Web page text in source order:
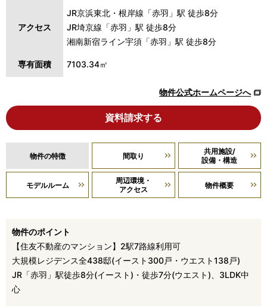
アクセス
JR京浜東北・根岸線「赤羽」駅 徒歩8分
JR埼京線「赤羽」駅 徒歩8分
湘南新宿ライン宇須「赤羽」駅 徒歩8分
専有面積 7103.34㎡
物件公式ホームページへ
資料請求する
物件の特徴 間取り
共用施設/
設備・構造
モデルルーム
周辺環境・
アクセス
物件概要
物件のポイント
【住友不動産のマンション】2駅7路線利用可
大規模レジデンス全438邸(イースト300戸・ウエスト138戸)
JR「赤羽」駅徒歩8分(イースト)・徒歩7分(ウエスト)、3LDK中
心